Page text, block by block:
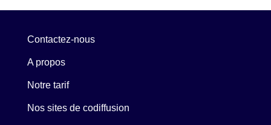
Contactez-nous
A propos
Notre tarif
Nos sites de codiffusion